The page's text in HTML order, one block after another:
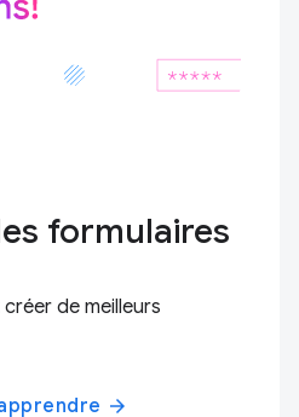
formulaires
de meilleurs
arrow_forward